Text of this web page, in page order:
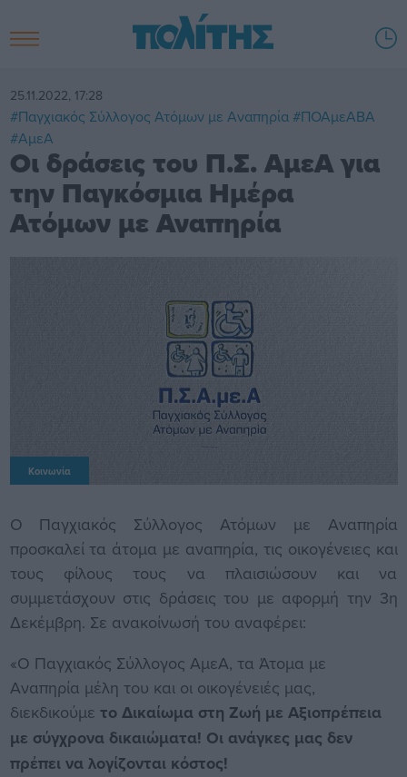
25.11.2022, 17:28
#Παγχιακός Σύλλογος Ατόμων με Αναπηρία #ΠΟΑμεΑΒΑ
#ΑμεΑ
Οι δράσεις του Π.Σ. ΑμεΑ για
την Παγκόσμια Ημέρα
Ατόμων με Αναπηρία
Κοινωνία
Ο Παγχιακός Σύλλογος Ατόμων με Αναπηρία
προσκαλεί τα άτομα με αναπηρία, τις οικογένειες και
τους φίλους τους να πλαισιώσουν και να
συμμετάσχουν στις δράσεις του με αφορμή την 3η
Δεκέμβρη. Σε ανακοίνωσή του αναφέρει:
«Ο Παγχιακός Σύλλογος ΑμεΑ, τα Άτομα με
Αναπηρία μέλη του και οι οικογένειές μας,
διεκδικούμε το Δικαίωμα στη Ζωή με Αξιοπρέπεια
με σύγχρονα δικαιώματα! Οι ανάγκες μας δεν
πρέπει να λογίζονται κόστος!